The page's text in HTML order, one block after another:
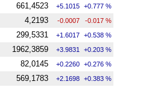
661,4523 +5.1015 +0.777 %
4,2193 -0.0007 -0.017 %
299,5331 +1.6017 +0.538 %
1962,3859 +3.9831 +0.203 %
82,0145 +0.2260 +0.276 %
569,1783 +2.1698 +0.383 %